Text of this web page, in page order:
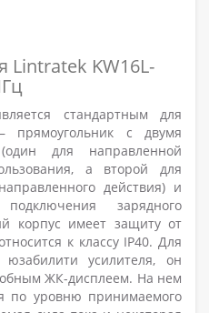
Lintratek KW16L-
стандартным для
прямоугольник с двумя
для направленной
а второй для
действия) и
зарядного
корпус имеет защиту от
к классу IP40. Для
усилителя, он
ЖК-дисплеем. На нем
по уровню принимаемого